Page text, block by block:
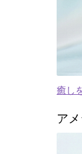
癒し
ア